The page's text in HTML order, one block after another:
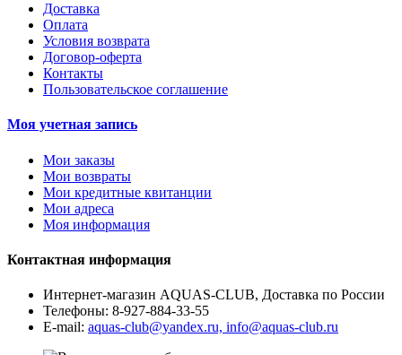
Доставка
Оплата
Условия возврата
Договор-оферта
Контакты
Пользовательское соглашение
Моя учетная запись
Мои заказы
Мои возвраты
Мои кредитные квитанции
Мои адреса
Моя информация
Контактная информация
Интернет-магазин AQUAS-CLUB, Доставка по России
Телефоны: 8-927-884-33-55
E-mail: aquas-club@yandex.ru, info@aquas-club.ru